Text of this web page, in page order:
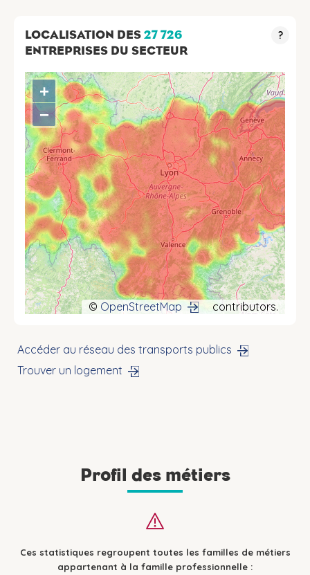
LOCALISATION DES27 726
ENTREPRISES DU SECTEUR
?
+
−
© OpenStreetMap contributors.
Accéder au réseau des transports publics
Trouver un logement
Profil des métiers
Ces statistiques regroupent toutes les familles de métiers
appartenant à la famille professionnelle :